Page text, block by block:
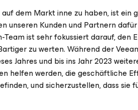
dem Markt inne zu haben, ist
unseren Kunden und Partnern
Team ist sehr fokussiert darauf,
zu werten. Während der
Jahres und bis ins Jahr 2023
helfen werden, die geschäftliche
und sicherzustellen, dass